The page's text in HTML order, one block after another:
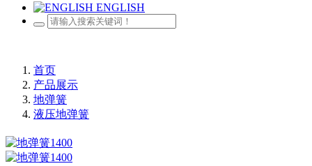
ENGLISH
首页
产品展示
地弹簧
液压地弹簧